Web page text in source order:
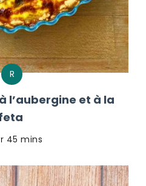
R
l’aubergine et à la
45 mins